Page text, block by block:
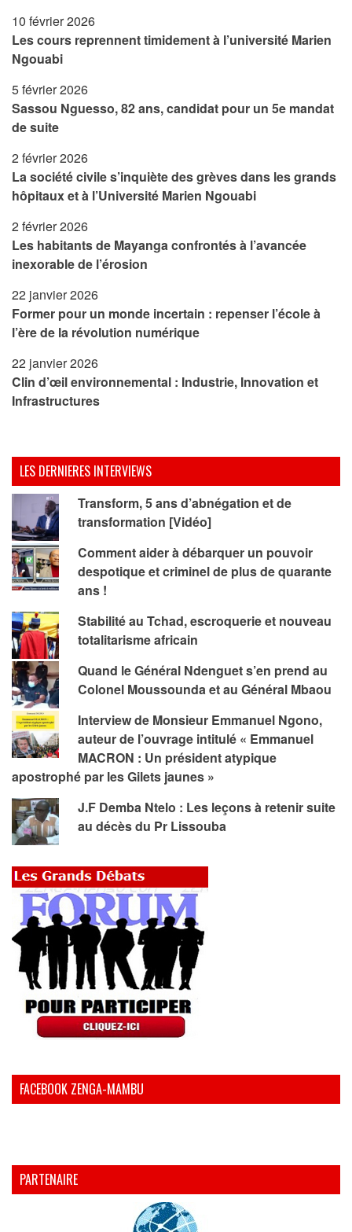
10 février 2026
Les cours reprennent timidement à l’université Marien
Ngouabi
5 février 2026
Sassou Nguesso, 82 ans, candidat pour un 5e mandat
de suite
2 février 2026
La société civile s’inquiète des grèves dans les grands
hôpitaux et à l’Université Marien Ngouabi
2 février 2026
Les habitants de Mayanga confrontés à l’avancée
inexorable de l’érosion
22 janvier 2026
Former pour un monde incertain : repenser l’école à
l’ère de la révolution numérique
22 janvier 2026
Clin d’œil environnemental : Industrie, Innovation et
Infrastructures
LES DERNIERES INTERVIEWS
Transform, 5 ans d’abnégation et de
transformation [Vidéo]
Comment aider à débarquer un pouvoir
despotique et criminel de plus de quarante
ans !
Stabilité au Tchad, escroquerie et nouveau
totalitarisme africain
Quand le Général Ndenguet s’en prend au
Colonel Moussounda et au Général Mbaou
Interview de Monsieur Emmanuel Ngono,
auteur de l’ouvrage intitulé « Emmanuel
MACRON : Un président atypique
apostrophé par les Gilets jaunes »
J.F Demba Ntelo : Les leçons à retenir suite
au décès du Pr Lissouba
FACEBOOK ZENGA-MAMBU
PARTENAIRE